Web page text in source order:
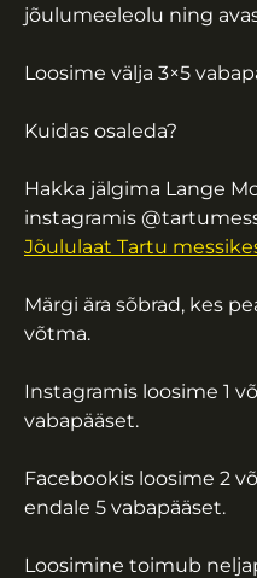
jõulumeeleolu ning
Loosime välja 3×5
Kuidas osaleda?
Hakka jälgima Lange
instagramis
Jõululaat Tartu
Märgi ära sõbrad, kes
võtma.
Instagramis loosime 1
vabapääset.
Facebookis loosime 2
endale 5 vabapääset.
Loosimine toimub